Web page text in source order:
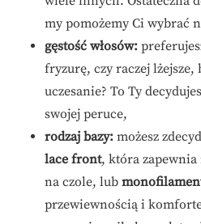
my pomożemy Ci wybrać
gęstość włosów:
fryzurę, czy raczej
uczesanie? To Ty
swojej peruce,
rodzaj bazy: możesz
lace front, która
na czole, lub
przewiewnością i